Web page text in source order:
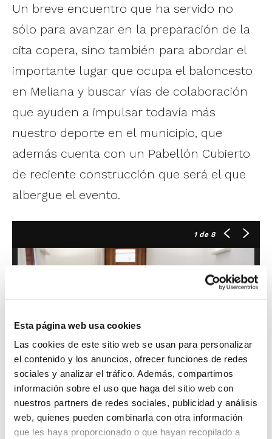
Esta página web usa cookies
Las cookies de este sitio web se usan para personalizar
el contenido y los anuncios, ofrecer funciones de redes
sociales y analizar el tráfico. Además, compartimos
información sobre el uso que haga del sitio web con
nuestros partners de redes sociales, publicidad y análisis
web, quienes pueden combinarla con otra información
que les haya proporcionado o que hayan recopilado a
Un breve encuentro que ha servido no
sólo para avanzar en la preparación de la
cita copera, sino también para abordar el
importante lugar que ocupa el baloncesto
en Meliana y buscar vías de colaboración
que ayuden a impulsar todavía más
nuestro deporte en el municipio, que
además cuenta con un Pabellón Cubierto
de reciente construcción que será el que
albergue el evento.
1de 8
Todos los partidos de la Copa se emitirán